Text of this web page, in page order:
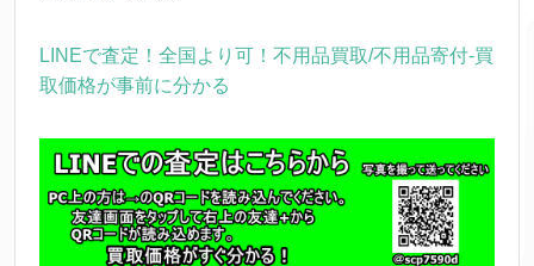
LINEで査定！全国より可！不用品買取/不用品寄付‐買
取価格が事前に分かる